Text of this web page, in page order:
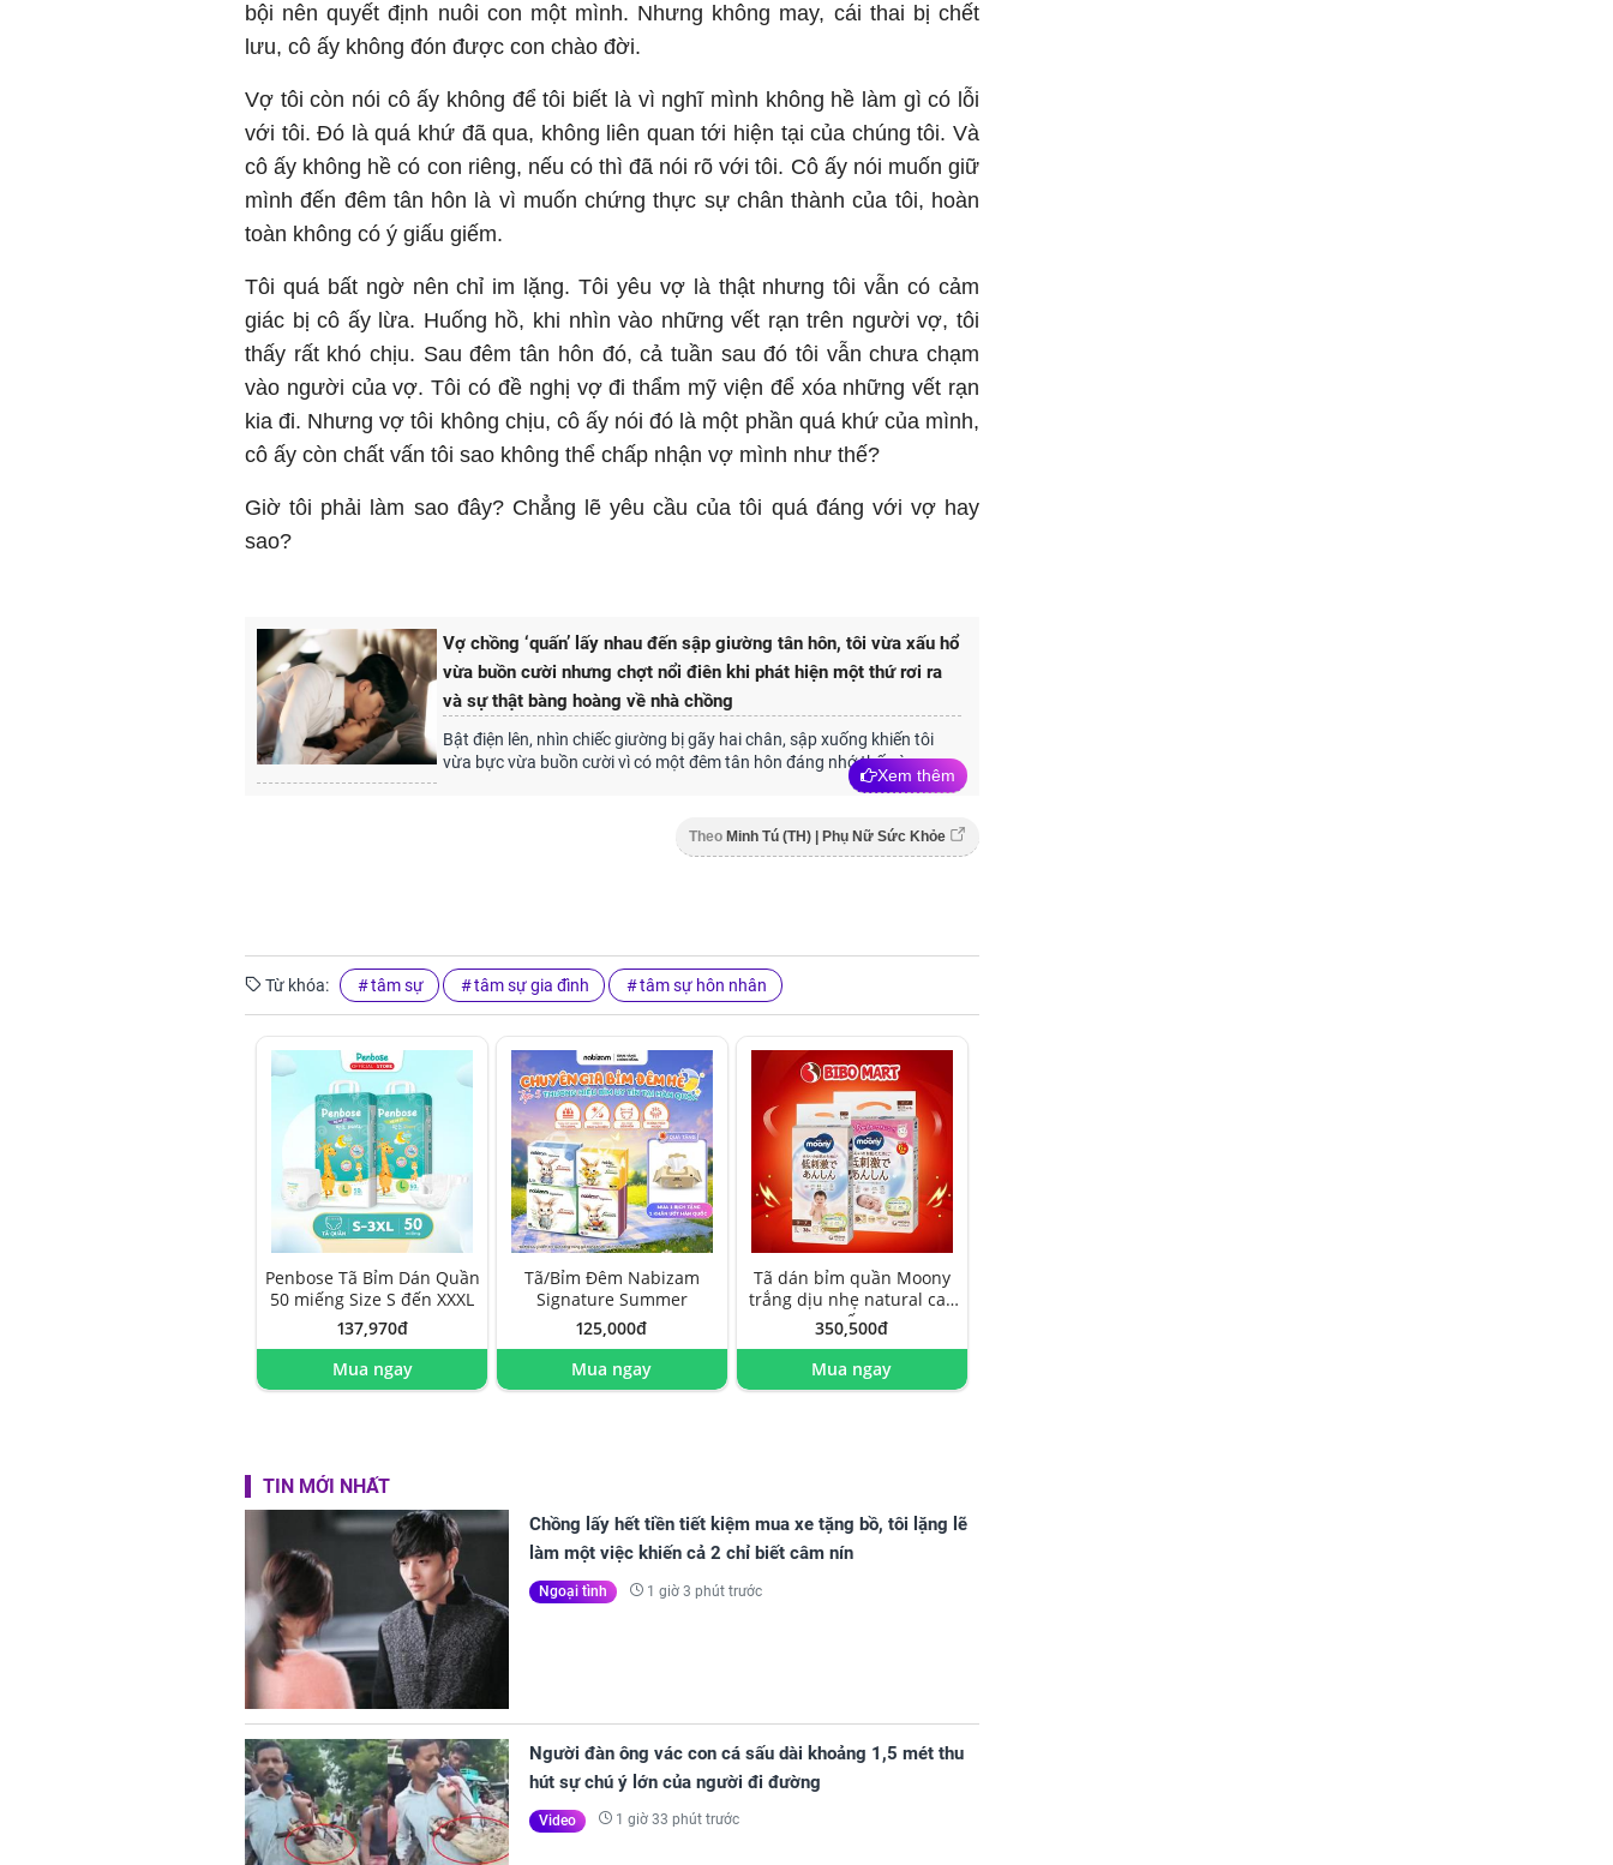
bội nên quyết định nuôi con một mình. Nhưng không may, cái thai bị chết
lưu, cô ấy không đón được con chào đời.
Vợ tôi còn nói cô ấy không để tôi biết là vì nghĩ mình không hề làm gì có lỗi
với tôi. Đó là quá khứ đã qua, không liên quan tới hiện tại của chúng tôi. Và
cô ấy không hề có con riêng, nếu có thì đã nói rõ với tôi. Cô ấy nói muốn giữ
mình đến đêm tân hôn là vì muốn chứng thực sự chân thành của tôi, hoàn
toàn không có ý giấu giếm.
Tôi quá bất ngờ nên chỉ im lặng. Tôi yêu vợ là thật nhưng tôi vẫn có cảm
giác bị cô ấy lừa. Huống hồ, khi nhìn vào những vết rạn trên người vợ, tôi
thấy rất khó chịu. Sau đêm tân hôn đó, cả tuần sau đó tôi vẫn chưa chạm
vào người của vợ. Tôi có đề nghị vợ đi thẩm mỹ viện để xóa những vết rạn
kia đi. Nhưng vợ tôi không chịu, cô ấy nói đó là một phần quá khứ của mình,
cô ấy còn chất vấn tôi sao không thể chấp nhận vợ mình như thế?
Giờ tôi phải làm sao đây? Chẳng lẽ yêu cầu của tôi quá đáng với vợ hay
sao?
Vợ chồng ‘quấn’ lấy nhau đến sập giường tân hôn, tôi vừa xấu hổ
vừa buồn cười nhưng chợt nổi điên khi phát hiện một thứ rơi ra
và sự thật bàng hoàng về nhà chồng
Bật điện lên, nhìn chiếc giường bị gãy hai chân, sập xuống khiến tôi
vừa bực vừa buồn cười vì có một đêm tân hôn đáng nhớ thế này.
Xem thêm
Theo Minh Tú (TH) | Phụ Nữ Sức Khỏe
Từ khóa: tâm sự tâm sự gia đình tâm sự hôn nhân
Penbose Tã Bỉm Dán Quần
50 miếng Size S đến XXXL
137,970đ
Mua ngay
Tã/Bỉm Đêm Nabizam
Signature Summer
125,000đ
Mua ngay
Tã dán bỉm quần Moony
trắng dịu nhẹ natural cao
cấp
350,500đ
Mua ngay
TIN MỚI NHẤT
Chồng lấy hết tiền tiết kiệm mua xe tặng bồ, tôi lặng lẽ
làm một việc khiến cả 2 chỉ biết câm nín
Ngoại tình 1 giờ 3 phút trước
Người đàn ông vác con cá sấu dài khoảng 1,5 mét thu
hút sự chú ý lớn của người đi đường
Video 1 giờ 33 phút trước